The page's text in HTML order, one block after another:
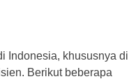
Indonesia, khususnya di
Berikut beberapa